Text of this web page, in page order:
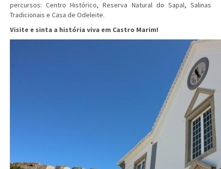
percursos: Centro Histórico, Reserva Natural do Sapal, Salinas
Tradicionais e Casa de Odeleite.
Visite e sinta a história viva em Castro Marim!